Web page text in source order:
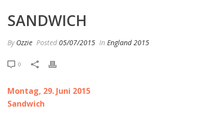
SANDWICH
By Ozzie Posted 05/07/2015 In England 2015
0
Montag, 29. Juni 2015
Sandwich